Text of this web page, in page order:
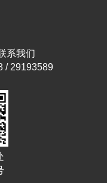
系我们
/ 29193589